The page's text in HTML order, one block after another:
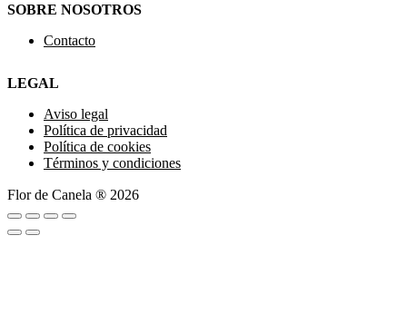
SOBRE NOSOTROS
Contacto
LEGAL
Aviso legal
Política de privacidad
Política de cookies
Términos y condiciones
Flor de Canela ® 2026